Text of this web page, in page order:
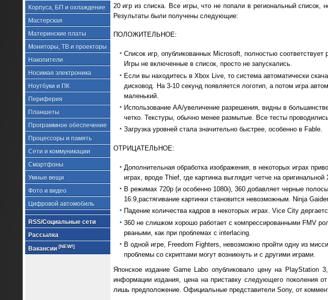
Корпуса, БП и охлаждение
Мастерская
Материнские платы
Мониторы, ТВ и проекторы
Накопители
Носимая электроника
Ноутбуки и ПК
Периферия
Планшеты
Программное обеспечение
Процессоры и память
Сети и коммуникации
Смартфоны
Умные вещи
Фото и видео
Цифровой автомобиль
RSS/Социальные сети
Рассылка
Вакансии [NEW!]
20 игр из списка. Все игры, что не попали в региональный
Результаты были получены следующие:
ПОЛОЖИТЕЛЬНОЕ:
Список игр, опубликованных Microsoft, полностью
Игры не включенные в список, просто не запускались.
Если вы находитесь в Xbox Live, то система автоматически
дисковод. На 3-10 секунд появляется логотип, а потом игра
маленький.
Использование AA/увеличение разрешения, видны в
четко. Текстуры, обычно менее размытые. Все тесты
Загрузка уровней стала значительно быстрее, особенно в Fable.
ОТРИЦАТЕЛЬНОЕ:
Дополнительная обработка изображения, в некоторых играх
играх, вроде Thief, где картинка выглядит четче на оригинальной
В режимах 720p (и особенно 1080i), 360 добавляет черные
16:9,растягивание картинки становится невозможным. Ninja
Падение количества кадров в некоторых играх. Vice City
360 не слишком хорошо работает с компрессированными FMV
рваными, как при проблемах с interlacing.
В одной игре, Freedom Fighters, невозможно пройти одну из
проблемы со скриптами могут возникнуть и с другими играми.
Японское издание Game Labo опубликовало цену на PlayStation
информации издания, цена на приставку следующего поколения
лишь предположение. Официальные представители Sony, от